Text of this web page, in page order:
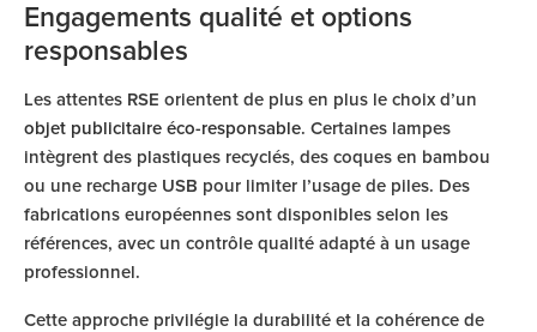
Engagements qualité et options
responsables
Les attentes RSE orientent de plus en plus le choix d’un
objet publicitaire éco-responsable. Certaines lampes
intègrent des plastiques recyclés, des coques en bambou
ou une recharge USB pour limiter l’usage de piles. Des
fabrications européennes sont disponibles selon les
références, avec un contrôle qualité adapté à un usage
professionnel.
Cette approche privilégie la durabilité et la cohérence de